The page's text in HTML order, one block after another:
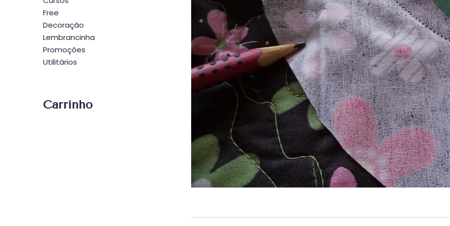
Free
Decoração
Lembrancinha
Promoções
Utilitários
Carrinho